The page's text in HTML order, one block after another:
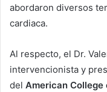
abordaron diversos
cardiaca.
Al respecto, el Dr.
intervencionista y
del American College